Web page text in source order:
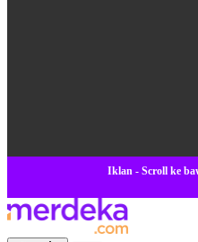
Iklan - Scroll ke